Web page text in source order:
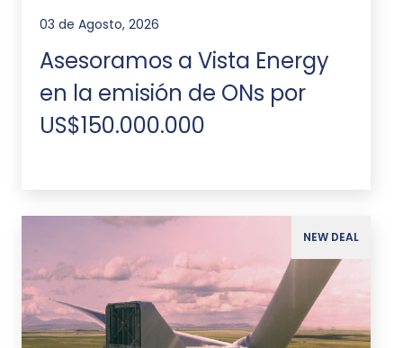
03 de Agosto, 2026
Asesoramos a Vista Energy
en la emisión de ONs por
US$150.000.000
NEW DEAL